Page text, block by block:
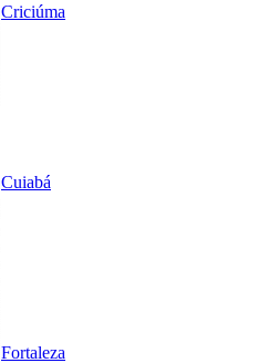
Criciúma
Cuiabá
Fortaleza